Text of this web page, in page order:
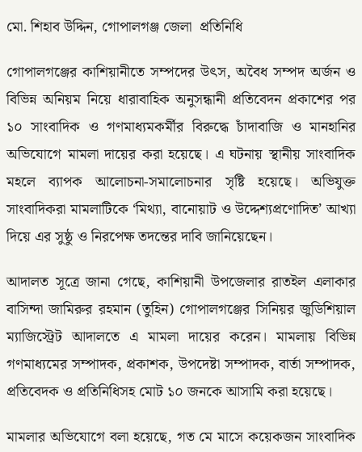
মো. শিহাব উদ্দিন, গোপালগঞ্জ জেলা প্রতিনিধি
গোপালগঞ্জের কাশিয়ানীতে সম্পদের উৎস, অবৈধ সম্পদ অর্জন ও
বিভিন্ন অনিয়ম নিয়ে ধারাবাহিক অনুসন্ধানী প্রতিবেদন প্রকাশের পর
১০ সাংবাদিক ও গণমাধ্যমকর্মীর বিরুদ্ধে চাঁদাবাজি ও মানহানির
অভিযোগে মামলা দায়ের করা হয়েছে। এ ঘটনায় স্থানীয় সাংবাদিক
মহলে ব্যাপক আলোচনা-সমালোচনার সৃষ্টি হয়েছে। অভিযুক্ত
সাংবাদিকরা মামলাটিকে ‘মিথ্যা, বানোয়াট ও উদ্দেশ্যপ্রণোদিত’ আখ্যা
দিয়ে এর সুষ্ঠু ও নিরপেক্ষ তদন্তের দাবি জানিয়েছেন।
আদালত সূত্রে জানা গেছে, কাশিয়ানী উপজেলার রাতইল এলাকার
বাসিন্দা জামিরুর রহমান (তুহিন) গোপালগঞ্জের সিনিয়র জুডিশিয়াল
ম্যাজিস্ট্রেট আদালতে এ মামলা দায়ের করেন। মামলায় বিভিন্ন
গণমাধ্যমের সম্পাদক, প্রকাশক, উপদেষ্টা সম্পাদক, বার্তা সম্পাদক,
প্রতিবেদক ও প্রতিনিধিসহ মোট ১০ জনকে আসামি করা হয়েছে।
মামলার অভিযোগে বলা হয়েছে, গত মে মাসে কয়েকজন সাংবাদিক